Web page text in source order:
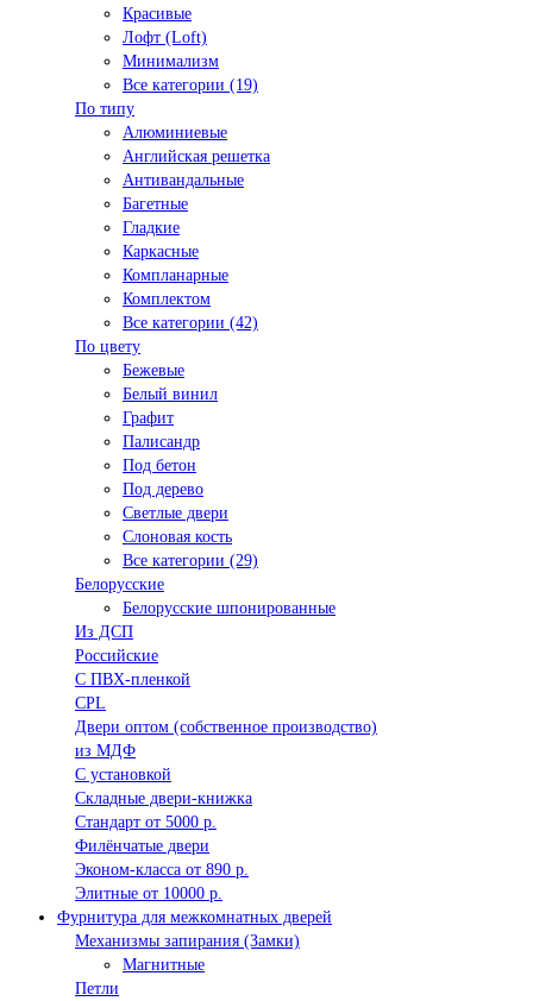
Красивые
Лофт (Loft)
Минимализм
Все категории (19)
По типу
Алюминиевые
Английская решетка
Антивандальные
Багетные
Гладкие
Каркасные
Компланарные
Комплектом
Все категории (42)
По цвету
Бежевые
Белый винил
Графит
Палисандр
Под бетон
Под дерево
Светлые двери
Слоновая кость
Все категории (29)
Белорусские
Белорусские шпонированные
Из ДСП
Российские
C ПВХ-пленкой
CPL
Двери оптом (собственное производство)
из МДФ
С установкой
Складные двери-книжка
Стандарт от 5000 р.
Филёнчатые двери
Эконом-класса от 890 р.
Элитные от 10000 р.
Фурнитура для межкомнатных дверей
Механизмы запирания (Замки)
Магнитные
Петли